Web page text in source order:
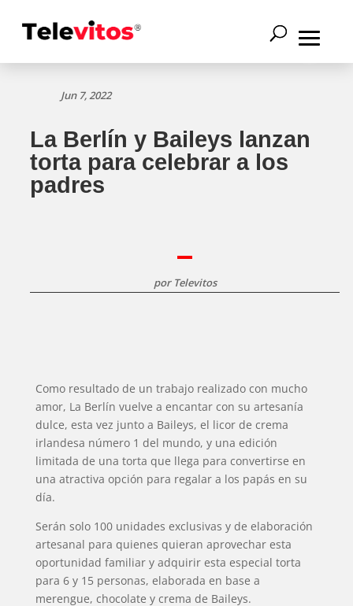
Jun 7, 2022
La Berlín y Baileys lanzan
torta para celebrar a los
padres
por Televitos
Como resultado de un trabajo realizado con mucho
amor, La Berlín vuelve a encantar con su artesanía
dulce, esta vez junto a Baileys, el licor de crema
irlandesa número 1 del mundo, y una edición
limitada de una torta que llega para convertirse en
una atractiva opción para regalar a los papás en su
día.
Serán solo 100 unidades exclusivas y de elaboración
artesanal para quienes quieran aprovechar esta
oportunidad familiar y adquirir esta especial torta
para 6 y 15 personas, elaborada en base a
merengue, chocolate y crema de Baileys.